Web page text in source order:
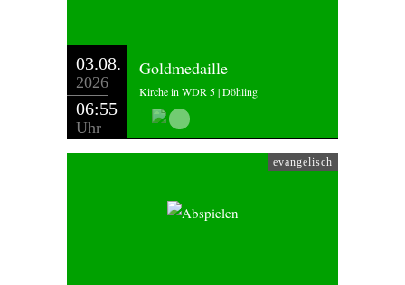
03.08.
2026
06:55
Uhr
Goldmedaille
Kirche in WDR 5 | Döhling
evangelisch